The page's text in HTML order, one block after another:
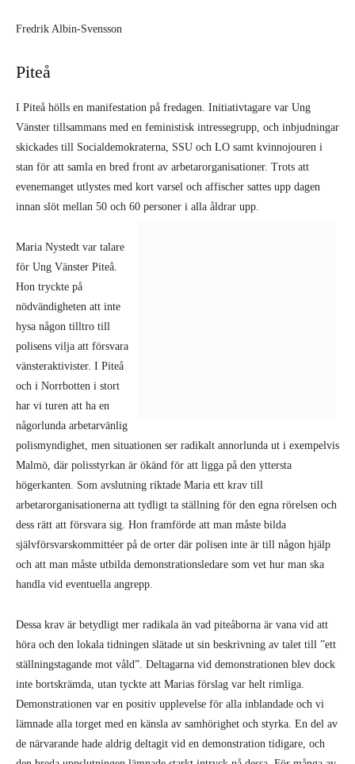
Fredrik Albin-Svensson
Piteå
I Piteå hölls en manifestation på fredagen. Initiativtagare var Ung
Vänster tillsammans med en feministisk intressegrupp, och inbjudningar
skickades till Socialdemokraterna, SSU och LO samt kvinnojouren i
stan för att samla en bred front av arbetarorganisationer. Trots att
evenemanget utlystes med kort varsel och affischer sattes upp dagen
innan slöt mellan 50 och 60 personer i alla åldrar upp.
Maria Nystedt var talare
för Ung Vänster Piteå.
Hon tryckte på
nödvändigheten att inte
hysa någon tilltro till
polisens vilja att försvara
vänsteraktivister. I Piteå
och i Norrbotten i stort
har vi turen att ha en
någorlunda arbetarvänlig
polismyndighet, men situationen ser radikalt annorlunda ut i exempelvis
Malmö, där polisstyrkan är ökänd för att ligga på den yttersta
högerkanten. Som avslutning riktade Maria ett krav till
arbetarorganisationerna att tydligt ta ställning för den egna rörelsen och
dess rätt att försvara sig. Hon framförde att man måste bilda
självförsvarskommittéer på de orter där polisen inte är till någon hjälp
och att man måste utbilda demonstrationsledare som vet hur man ska
handla vid eventuella angrepp.
Dessa krav är betydligt mer radikala än vad piteåborna är vana vid att
höra och den lokala tidningen slätade ut sin beskrivning av talet till ”ett
ställningstagande mot våld”. Deltagarna vid demonstrationen blev dock
inte bortskrämda, utan tyckte att Marias förslag var helt rimliga.
Demonstrationen var en positiv upplevelse för alla inblandade och vi
lämnade alla torget med en känsla av samhörighet och styrka. En del av
de närvarande hade aldrig deltagit vid en demonstration tidigare, och